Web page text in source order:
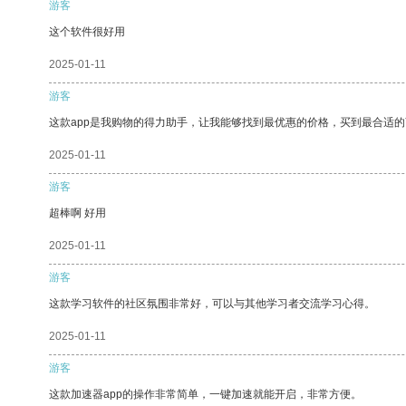
游客
这个软件很好用
2025-01-11
游客
这款app是我购物的得力助手，让我能够找到最优惠的价格，买到最合适
2025-01-11
游客
超棒啊 好用
2025-01-11
游客
这款学习软件的社区氛围非常好，可以与其他学习者交流学习心得。
2025-01-11
游客
这款加速器app的操作非常简单，一键加速就能开启，非常方便。